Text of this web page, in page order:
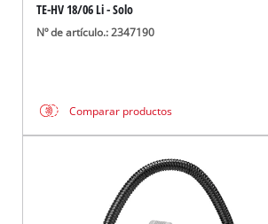
TE-HV 18/06 Li - Solo
Nº de artículo.: 2347190
Comparar productos